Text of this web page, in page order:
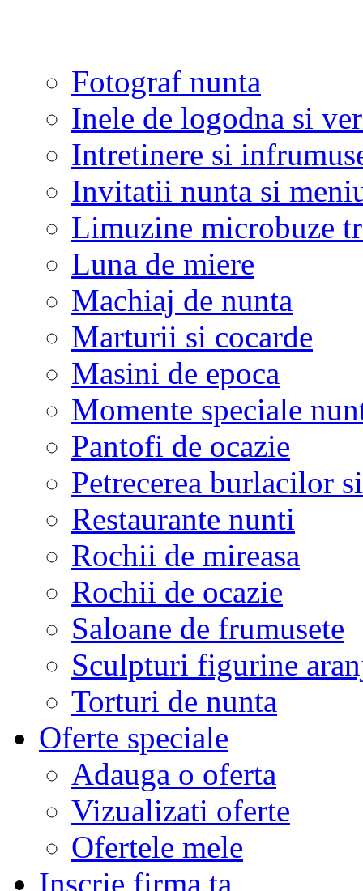
Fotograf nunta
Inele de logodna si
Intretinere si
Invitatii nunta si
Limuzine microbuze
Luna de miere
Machiaj de nunta
Marturii si cocarde
Masini de epoca
Momente speciale
Pantofi de ocazie
Petrecerea burlacilor
Restaurante nunti
Rochii de mireasa
Rochii de ocazie
Saloane de frumusete
Sculpturi figurine
Torturi de nunta
Oferte speciale
Adauga o oferta
Vizualizati oferte
Ofertele mele
Inscrie firma ta